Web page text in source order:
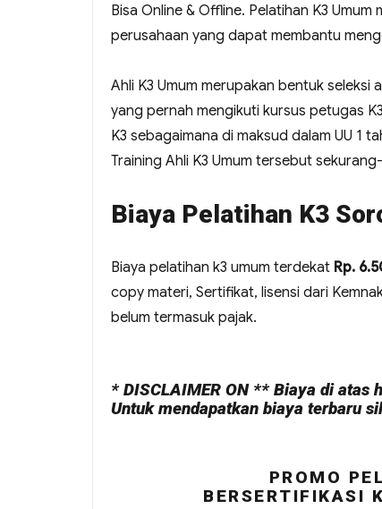
Bisa Online & Offline. Pelatihan K3
perusahaan yang dapat membantu
Ahli K3 Umum merupakan bentuk
yang pernah mengikuti kursus petugas
K3 sebagaimana di maksud dalam UU 1
Training Ahli K3 Umum tersebut
Biaya Pelatihan K3
Biaya pelatihan k3 umum terdekat Rp.
copy materi, Sertifikat, lisensi dari
belum termasuk pajak.
* DISCLAIMER ON ** Biaya di atas
Untuk mendapatkan biaya terbaru
PROMO
BERSERTIFIKASI